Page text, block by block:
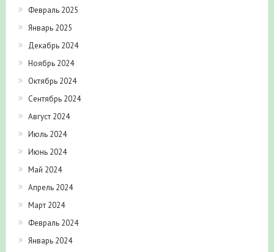
Февраль 2025
Январь 2025
Декабрь 2024
Ноябрь 2024
Октябрь 2024
Сентябрь 2024
Август 2024
Июль 2024
Июнь 2024
Май 2024
Апрель 2024
Март 2024
Февраль 2024
Январь 2024